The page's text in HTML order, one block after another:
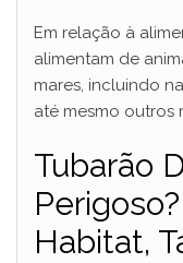
Em relação à
alimentam de
mares, incluindo
até mesmo outros
Tubarão
Habitat,